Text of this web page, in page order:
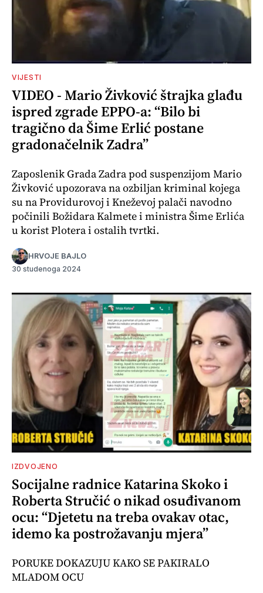
VIJESTI
VIDEO - Mario Živković štrajka glađu
ispred zgrade EPPO-a: “Bilo bi
tragično da Šime Erlić postane
gradonačelnik Zadra”
Zaposlenik Grada Zadra pod suspenzijom Mario
Živković upozorava na ozbiljan kriminal kojega
su na Providurovoj i Kneževoj palači navodno
počinili Božidara Kalmete i ministra Šime Erlića
u korist Plotera i ostalih tvrtki.
HRVOJE BAJLO
30 studenoga 2024
IZDVOJENO
Socijalne radnice Katarina Skoko i
Roberta Stručić o nikad osuđivanom
ocu: “Djetetu na treba ovakav otac,
idemo ka postrožavanju mjera”
PORUKE DOKAZUJU KAKO SE PAKIRALO
MLADOM OCU